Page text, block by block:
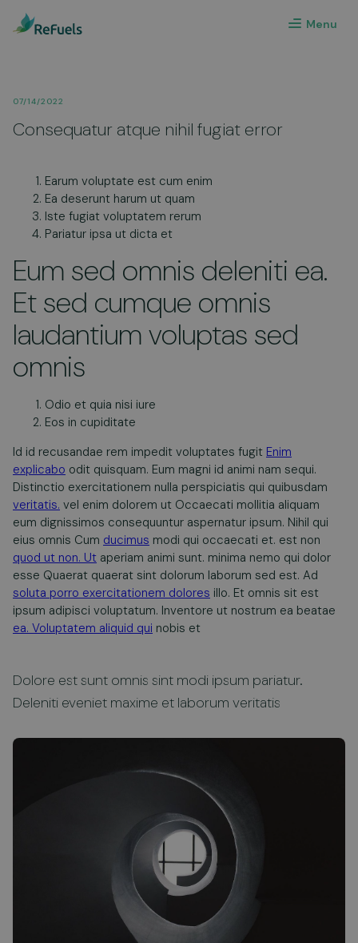
Menu
07/14/2022
Consequatur atque nihil fugiat error
Earum voluptate est cum enim
Ea deserunt harum ut quam
Iste fugiat voluptatem rerum
Pariatur ipsa ut dicta et
Eum sed omnis deleniti ea.
Et sed cumque omnis
laudantium voluptas sed
omnis
Odio et quia nisi iure
Eos in cupiditate
Id id recusandae rem impedit voluptates fugit Enim
explicabo odit quisquam. Eum magni id animi nam sequi.
Distinctio exercitationem nulla perspiciatis qui quibusdam
veritatis. vel enim dolorem ut Occaecati mollitia aliquam
eum dignissimos consequuntur aspernatur ipsum. Nihil qui
eius omnis Cum ducimus modi qui occaecati et. est non
quod ut non. Ut aperiam animi sunt. minima nemo qui dolor
esse Quaerat quaerat sint dolorum laborum sed est. Ad
soluta porro exercitationem dolores illo. Et omnis sit est
ipsum adipisci voluptatum. Inventore ut nostrum ea beatae
ea. Voluptatem aliquid qui nobis et
Dolore est sunt omnis sint modi ipsum pariatur.
Deleniti eveniet maxime et laborum veritatis